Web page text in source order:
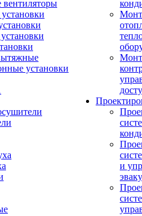
вентиляторы
установки
и